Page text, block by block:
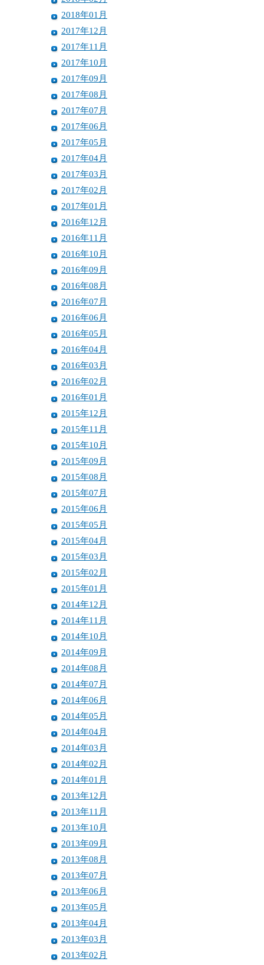
2018年01月
2017年12月
2017年11月
2017年10月
2017年09月
2017年08月
2017年07月
2017年06月
2017年05月
2017年04月
2017年03月
2017年02月
2017年01月
2016年12月
2016年11月
2016年10月
2016年09月
2016年08月
2016年07月
2016年06月
2016年05月
2016年04月
2016年03月
2016年02月
2016年01月
2015年12月
2015年11月
2015年10月
2015年09月
2015年08月
2015年07月
2015年06月
2015年05月
2015年04月
2015年03月
2015年02月
2015年01月
2014年12月
2014年11月
2014年10月
2014年09月
2014年08月
2014年07月
2014年06月
2014年05月
2014年04月
2014年03月
2014年02月
2014年01月
2013年12月
2013年11月
2013年10月
2013年09月
2013年08月
2013年07月
2013年06月
2013年05月
2013年04月
2013年03月
2013年02月